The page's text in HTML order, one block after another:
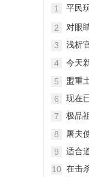
1
平民
2
对眼
3
浅析
4
今天
5
盟重
6
现在
7
极品
8
屠夫
9
适合
10 在击